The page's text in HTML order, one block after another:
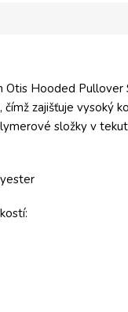
Otis Hooded
zajišťuje vysoký
složky v